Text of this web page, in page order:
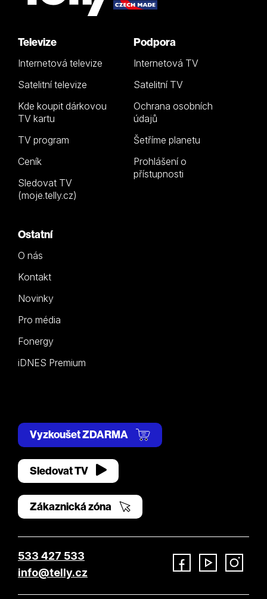
Televize
Internetová televize
Satelitní televize
Kde koupit dárkovou
TV kartu
TV program
Ceník
Sledovat TV
(moje.telly.cz)
Podpora
Internetová TV
Satelitní TV
Ochrana osobních
údajů
Šetříme planetu
Prohlášení o
přístupnosti
Ostatní
O nás
Kontakt
Novinky
Pro média
Fonergy
iDNES Premium
Vyzkoušet ZDARMA
Sledovat TV
Zákaznická zóna
533 427 533
info@telly.cz